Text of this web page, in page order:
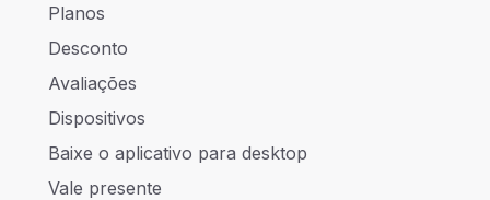
Planos
Desconto
Avaliações
Dispositivos
Baixe o aplicativo para desktop
Vale presente